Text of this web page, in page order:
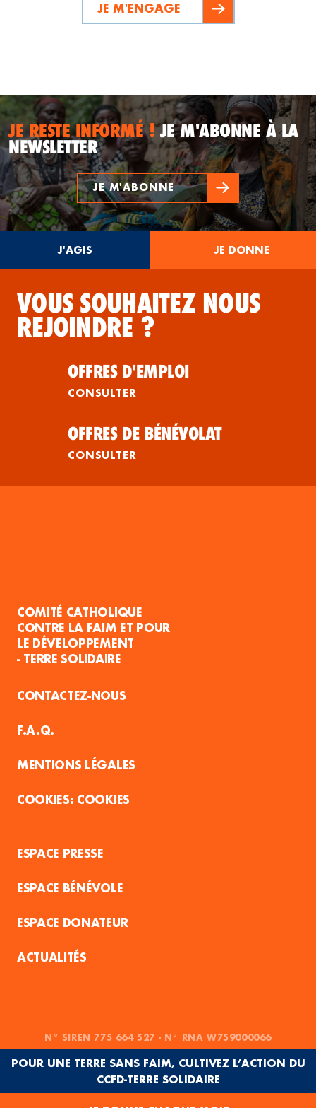
JE M'ENGAGE
JE RESTE INFORMÉ !JE M'ABONNE À LA
NEWSLETTER
JE M'ABONNE
J'AGIS JE DONNE
VOUS SOUHAITEZ NOUS
REJOINDRE ?
OFFRES D'EMPLOI
CONSULTER
OFFRES DE BÉNÉVOLAT
CONSULTER
COMITÉ CATHOLIQUE
CONTRE LA FAIM ET POUR
LE DÉVELOPPEMENT
- TERRE SOLIDAIRE
CONTACTEZ-NOUS
F.A.Q.
MENTIONS LÉGALES
COOKIES
ESPACE PRESSE
ESPACE BÉNÉVOLE
ESPACE DONATEUR
ACTUALITÉS
N° SIREN 775 664 527 - N° RNA W759000066
POUR UNE TERRE SANS FAIM, CULTIVEZ L’ACTION DU
CCFD-TERRE SOLIDAIRE